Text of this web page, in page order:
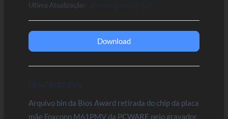
Ultima Atualização6 de setembro de 2020
Download
DESCRIPTION
Arquivo bin da Bios Award retirada do chip da placa
mãe Foxconn M61PMV da PCWARE pelo gravador